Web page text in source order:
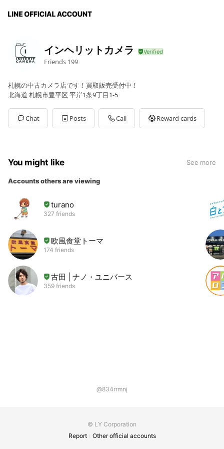
インヘリットカメラ
Friends 199
札幌の中古カメラ店です！買取販売受付中！
北海道 札幌市豊平区 平岸1条9丁目1-5
Chat Posts Call Reward cards
You might like See more
Accounts others are viewing
turano
327 friends
欧風食堂トーマ
174 friends
古田 | ナノ・ユニバース
359 friends
@834rrmnj
© LY Corporation
Report
Other official accounts